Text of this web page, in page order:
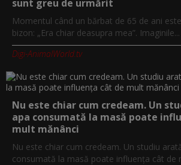
sunt greu de urmărit
Momentul când un bărbat de 65 de ani
bizon: „Era chiar deasupra mea”. Imaginile...
Digi-AnimalWorld.tv
Nu este chiar cum credeam. Un
apa consumată la masă poate
mult mănânci
Nu este chiar cum credeam. Un studiu
consumată la masă poate influența cât de